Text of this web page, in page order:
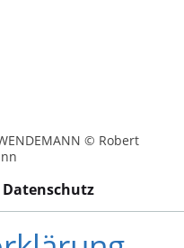
© Robert
Datenschutz